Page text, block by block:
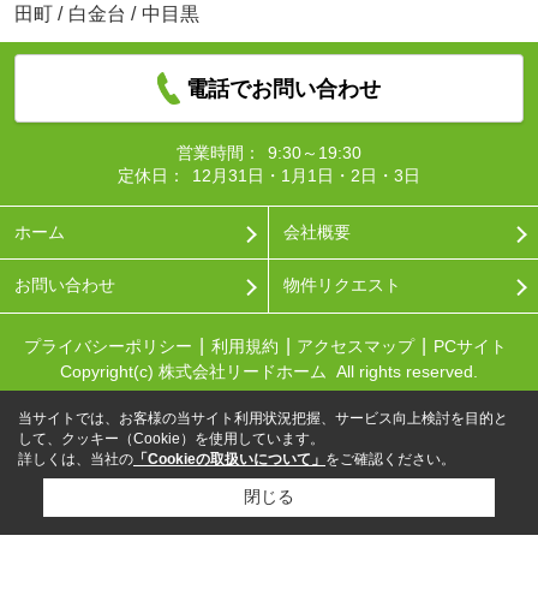
田町 / 白金台 / 中目黒
電話でお問い合わせ
営業時間：
9:30～19:30
定休日：
12月31日・1月1日・2日・3日
ホーム 会社概要
お問い合わせ 物件リクエスト
プライバシーポリシー 利用規約 アクセスマップ
PCサイト
Copyright(c) 株式会社リードホーム All rights reserved.
当サイトでは、お客様の当サイト利用状況把握、サービス向上検討を目的と
して、クッキー（Cookie）を使用しています。
詳しくは、当社の 「Cookieの取扱いについて」 をご確認ください。
閉じる